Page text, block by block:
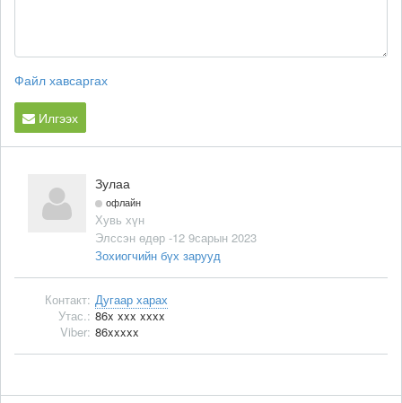
Файл хавсаргах
Илгээх
Зулаа
офлайн
Хувь хүн
Элссэн өдөр -12 9сарын 2023
Зохиогчийн бүх зарууд
Контакт: Дугаар харах
Утас.: 86x xxx xxxx
Viber: 86xxxxx